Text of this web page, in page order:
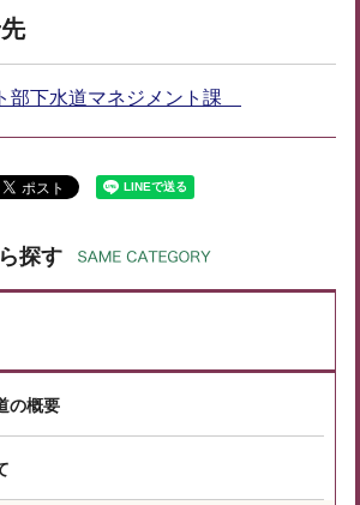
部下水道マネジメント課
探す
の概要